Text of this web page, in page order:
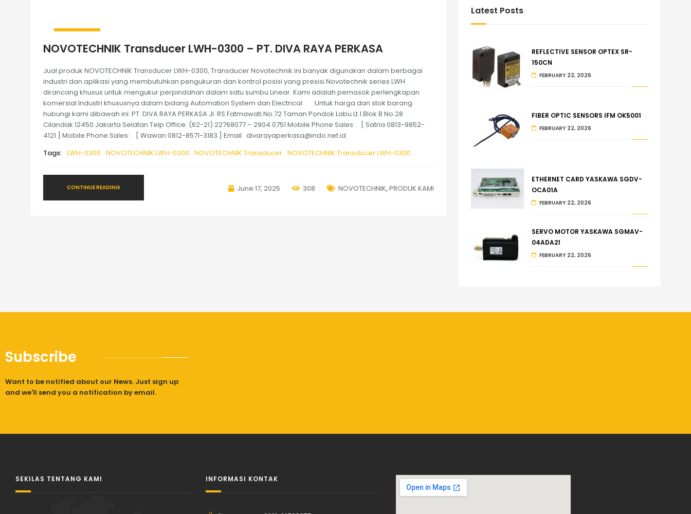
NOVOTECHNIK Transducer LWH-0300 – PT. DIVA RAYA PERKASA
Jual produk NOVOTECHNIK Transducer LWH-0300, Transducer Novotechnik ini banyak digunakan dalam berbagai
industri dan aplikasi yang membutuhkan pengukuran dan kontrol posisi yang presisi Novotechnik series LWH
dirancang khusus untuk mengukur perpindahan dalam satu sumbu Linear. Kami adalah pemasok perlengkapan
komersial Industri khususnya dalam bidang Automation System dan Electrical. Untuk harga dan stok barang
hubungi kami dibawah ini: PT. DIVA RAYA PERKASA Jl. RS Fatmawati No.72 Taman Pondok Labu Lt.1 Blok B No.28
Cilandak 12450 Jakarta Selatan Telp Office: (62-21) 22768077 – 2904 0751 Mobile Phone Sales: [ Satria 0813-9852-
4121 ] Mobile Phone Sales: [ Wawan 0812-8571-3183 ] Email: divarayaperkasa@indo.net.id
Tags: LWH-0300 NOVOTECHNIK LWH-0300 NOVOTECHNIK Transducer NOVOTECHNIK Transducer LWH-0300
June 17, 2025 308 NOVOTECHNIK, PRODUK KAMI
CONTINUE READING
Latest Posts
REFLECTIVE SENSOR OPTEX SR-
150CN
FEBRUARY 22, 2026
FIBER OPTIC SENSORS IFM OK5001
FEBRUARY 22, 2026
ETHERNET CARD YASKAWA SGDV-
OCA01A
FEBRUARY 22, 2026
SERVO MOTOR YASKAWA SGMAV-
04ADA21
FEBRUARY 22, 2026
Subscribe
Want to be notified about our News. Just sign up
and we'll send you a notification by email.
SEKILAS TENTANG KAMI INFORMASI KONTAK